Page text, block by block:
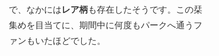
で、なかにはレア柄も存在したそうです。この栞
集めを目当てに、期間中に何度もパークへ通うフ
ァンもいたほどでした。